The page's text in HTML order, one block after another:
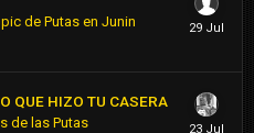
de Putas en Junin
QUE HIZO TU CASERA
de las Putas